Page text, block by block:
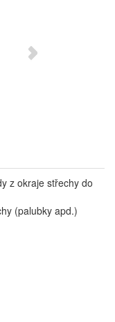
z okraje střechy do
(palubky apd.)